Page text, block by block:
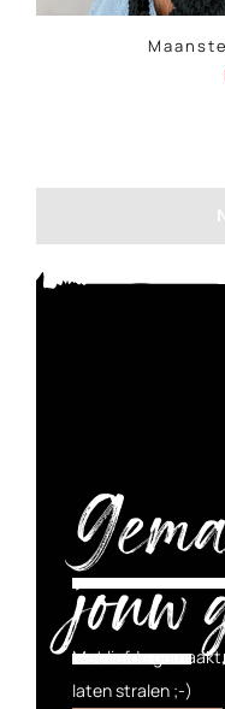
jouw
Met liefde
laten stralen ;-)